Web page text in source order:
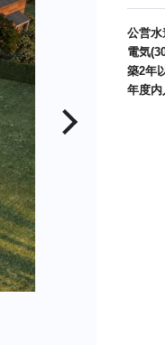
公営水
電気
築2年
年度内